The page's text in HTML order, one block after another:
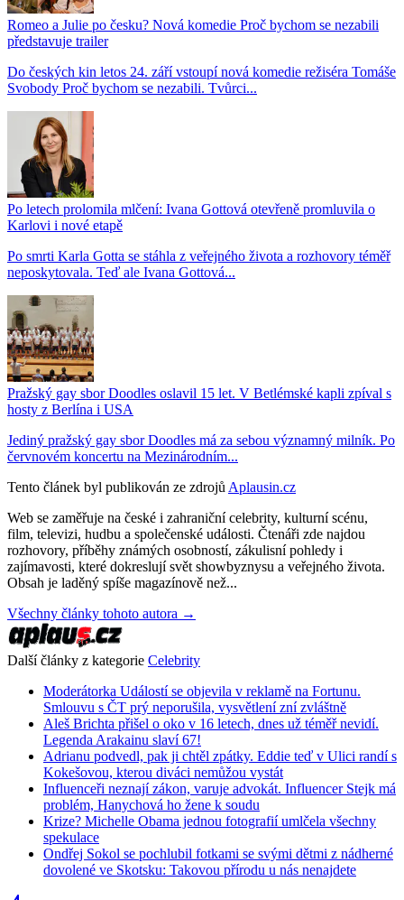
Romeo a Julie po česku? Nová komedie Proč bychom se nezabili
představuje trailer
Do českých kin letos 24. září vstoupí nová komedie režiséra Tomáše
Svobody Proč bychom se nezabili. Tvůrci...
Po letech prolomila mlčení: Ivana Gottová otevřeně promluvila o
Karlovi i nové etapě
Po smrti Karla Gotta se stáhla z veřejného života a rozhovory téměř
neposkytovala. Teď ale Ivana Gottová...
Pražský gay sbor Doodles oslavil 15 let. V Betlémské kapli zpíval s
hosty z Berlína i USA
Jediný pražský gay sbor Doodles má za sebou významný milník. Po
červnovém koncertu na Mezinárodním...
Tento článek byl publikován ze zdrojů Aplausin.cz
Web se zaměřuje na české i zahraniční celebrity, kulturní scénu,
film, televizi, hudbu a společenské události. Čtenáři zde najdou
rozhovory, příběhy známých osobností, zákulisní pohledy i
zajímavosti, které dokreslují svět showbyznysu a veřejného života.
Obsah je laděný spíše magazínově než...
Všechny články tohoto autora →
Další články z kategorie Celebrity
Moderátorka Událostí se objevila v reklamě na Fortunu.
Smlouvu s ČT prý neporušila, vysvětlení zní zvláštně
Aleš Brichta přišel o oko v 16 letech, dnes už téměř nevidí.
Legenda Arakainu slaví 67!
Adrianu podvedl, pak ji chtěl zpátky. Eddie teď v Ulici randí s
Kokešovou, kterou diváci nemůžou vystát
Influenceři neznají zákon, varuje advokát. Influencer Stejk má
problém, Hanychová ho žene k soudu
Krize? Michelle Obama jednou fotografií umlčela všechny
spekulace
Ondřej Sokol se pochlubil fotkami se svými dětmi z nádherné
dovolené ve Skotsku: Takovou přírodu u nás nenajdete